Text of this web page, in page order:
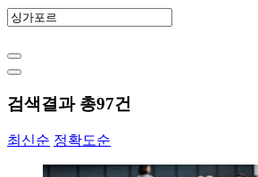
검색결과 총97건
최신순 정확도순